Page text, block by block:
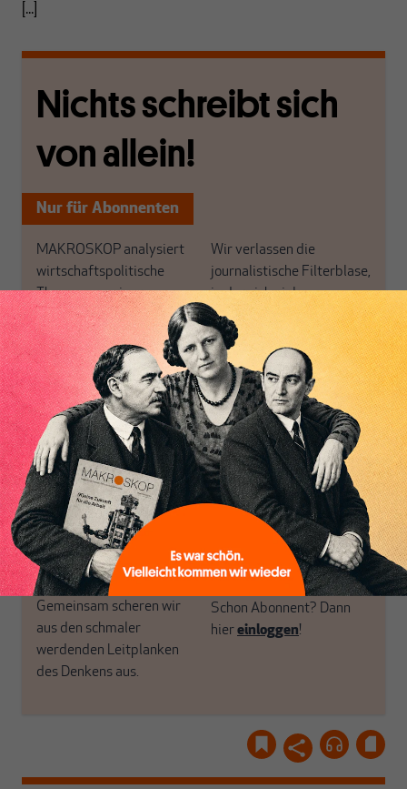
[...]
Nichts schreibt sich
von allein!
Nur für Abonnenten
MAKROSKOP analysiert
wirtschaftspolitische
Themen aus einer
postkeynesianischen
Perspektive und ist damit
in Deutschland einzigartig.
MAKROSKOP steht für
das große Ganze. Wir
haben einen Blick auf
Geld, Wirtschaft und
Politik, den Sie so
woanders nicht finden.
Dabei leben wir von
unseren Autoren, ihren
Recherchen, ihrem Wissen
und ihrem Enthusiasmus.
Gemeinsam scheren wir
aus den schmaler
werdenden Leitplanken
des Denkens aus.
Wir verlassen die
journalistische Filterblase,
in der sich viele
eingerichtet haben. Wir
öffnen Fenster und
bringen frische Luft in die
engen und verstaubten
Debattenräume.
Brauchen Sie auch frische
Luft? Dann folgen Sie
einfach dem Button.
ABONNIEREN SIE
MAKROSKOP
Schon Abonnent? Dann
hiereinloggen!